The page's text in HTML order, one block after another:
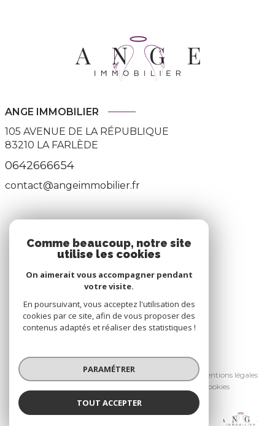
Ange Immobilier
ANGE IMMOBILIER
105 AVENUE DE LA RÉPUBLIQUE
83210 LA FARLÈDE
0642666654
contact@angeimmobilier.fr
Nous adhérons
© 2026 | Tous droits réservés
Nos honoraires
Nos partenaires
Mentions légales
Cookies
Comme beaucoup, notre site
utilise les cookies
On aimerait vous accompagner pendant
votre visite.
En poursuivant, vous acceptez l'utilisation des
cookies par ce site, afin de vous proposer des
contenus adaptés et réaliser des statistiques !
PARAMÉTRER
TOUT ACCEPTER